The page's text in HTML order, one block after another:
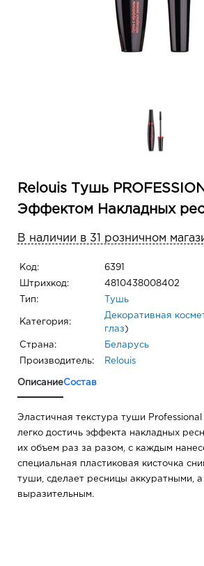
Relouis Тушь
Эффектом Накладных
В наличии в 31 розничном
Код: 6391
Штрихкод: 4810438008402
Тип: Тушь
Категория:
Декоративная
глаз )
Страна: Беларусь
Производитель: Relouis
ОписаниеСостав
Эластичная текстура туши Professional
легко достичь эффекта накладных
их объем раз за разом, с каждым
специальная пластиковая кисточка
туши, сделает ресницы аккуратными, а
выразительным.